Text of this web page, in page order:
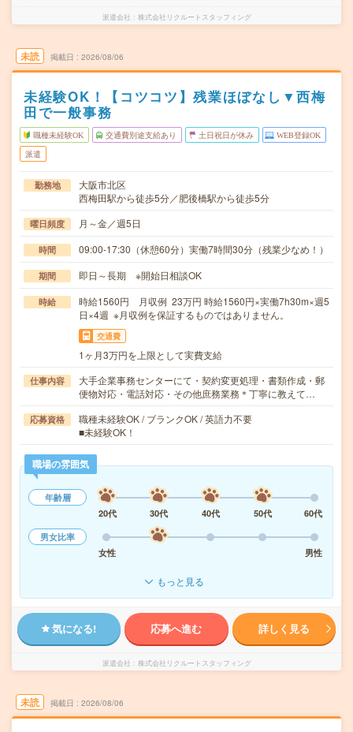
派遣会社 株式会社リクルートスタッフィング
未読 掲載日 2026/08/06
未経験OK！【コツコツ】残業ほぼなし▼西梅
田で一般事務
職種未経験OK 交通費別途支給あり 土日祝日が休み WEB登録OK
派遣
勤務地
大阪市北区
西梅田駅から徒歩5分／肥後橋駅から徒歩5分
曜日頻度 月～金／週5日
時間 09:00-17:30（休憩60分）実働7時間30分（残業少なめ！）
期間 即日～長期 ※開始日相談OK
時給
時給1560円 月収例 23万円 時給1560円×実働7h30m×週5
日×4週 ※月収例を保証するものではありません。
交通費
1ヶ月3万円を上限として実費支給
仕事内容
大手企業事務センターにて・契約変更処理・書類作成・郵
便物対応・電話対応・その他庶務業務＊丁寧に教えて…
応募資格
職種未経験OK / ブランクOK / 英語力不要
■未経験OK！
職場の雰囲気
年齢層
20代
30代 40代 50代
60代
男女比率
女性
男性
もっと見る
気になる! 応募へ進む 詳しく見る
派遣会社 株式会社リクルートスタッフィング
未読 掲載日 2026/08/06